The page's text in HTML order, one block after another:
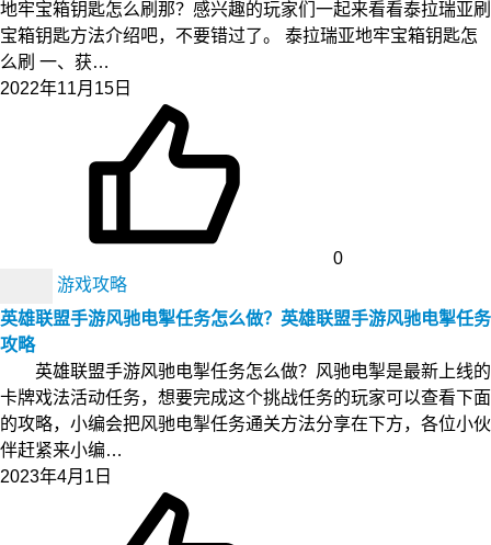
地牢宝箱钥匙怎么刷那？感兴趣的玩家们一起来看看泰拉瑞亚刷
宝箱钥匙方法介绍吧，不要错过了。 泰拉瑞亚地牢宝箱钥匙怎
么刷 一、获…
2022年11月15日
0
游戏攻略
英雄联盟手游风驰电掣任务怎么做？英雄联盟手游风驰电掣任务
攻略
英雄联盟手游风驰电掣任务怎么做？风驰电掣是最新上线的
卡牌戏法活动任务，想要完成这个挑战任务的玩家可以查看下面
的攻略，小编会把风驰电掣任务通关方法分享在下方，各位小伙
伴赶紧来小编…
2023年4月1日